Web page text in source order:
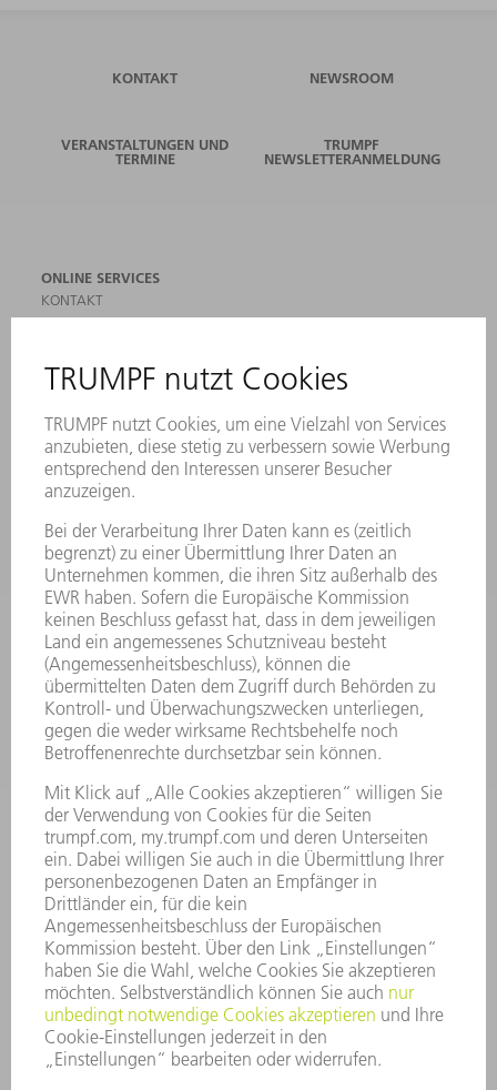
KONTAKT NEWSROOM
VERANSTALTUNGEN UND
TERMINE
TRUMPF
NEWSLETTERANMELDUNG
ONLINE SERVICES
KONTAKT
ANREGUNGEN, LOB UND KRITIK
VERANSTALTUNGEN UND TERMINE
NEWSLETTER-ANMELDUNG
SICHERHEITSDATENBLÄTTER
PRODUKTE
MASCHINEN & SYSTEME
LASER
LEISTUNGSELEKTRONIK
ELEKTROWERKZEUGE
SMART FACTORY
SOFTWARE
SERVICES
ANWENDUNGEN
BRANCHEN
UNTERNEHMEN
KARRIERE
STELLENANGEBOTE
UNTERNEHMENSPROFIL
GESCHÄFTSBERICHT
UNTERNEHMENSGRUNDSÄTZE
COMPLIANCE
HINWEISGEBERSYSTEM
SECURITY
PRESSEMITTEILUNGEN
MAGAZINE
LIEFERANTEN
NACHHALTIGKEIT
UMWELT & KLIMA
SOZIALES & GESELLSCHAFT
UNTERNEHMENSFÜHRUNG